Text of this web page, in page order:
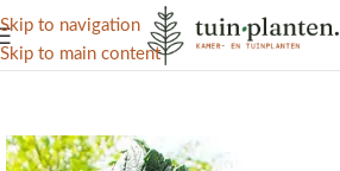
Skip to navigation
Skip to main content
Het grootste aanbod kamer-
Home/ Kennisbank/Tuinplanten